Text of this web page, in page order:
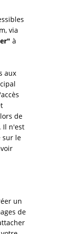
via
à
aux
de
Il n'est
sur le
un
de